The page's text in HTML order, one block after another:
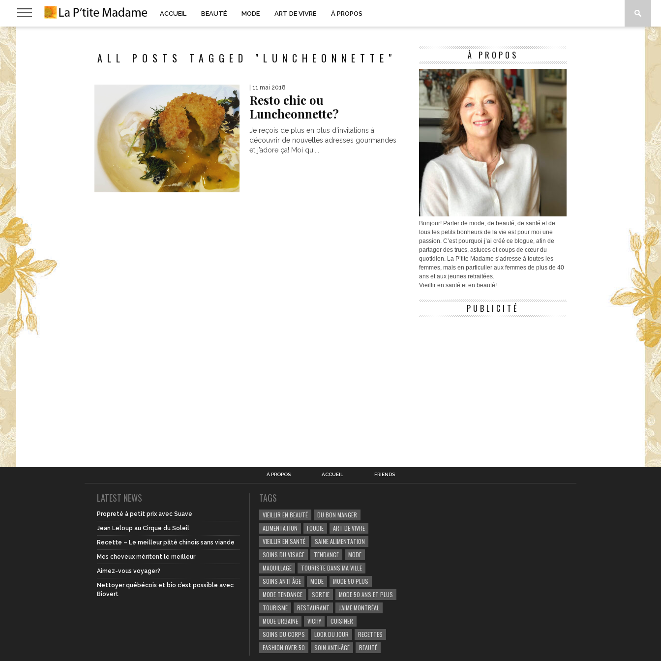
ACCUEIL BEAUTÉ MODE ART DE VIVRE À PROPOS
ALL POSTS TAGGED "LUNCHEONNETTE"
| 11 mai 2018
Resto chic ou
Luncheonnette?
Je reçois de plus en plus d’invitations à
découvrir de nouvelles adresses gourmandes
et j’adore ça! Moi qui...
À PROPOS
Bonjour! Parler de mode, de beauté, de santé et de
tous les petits bonheurs de la vie est pour moi une
passion. C’est pourquoi j’ai créé ce blogue, afin de
partager des trucs, astuces et coups de cœur du
quotidien. La P’tite Madame s’adresse à toutes les
femmes, mais en particulier aux femmes de plus de 40
ans et aux jeunes retraitées.
Vieillir en santé et en beauté!
PUBLICITÉ
À PROPOS ACCUEIL FRIENDS
LATEST NEWS
Propreté à petit prix avec Suave
Jean Leloup au Cirque du Soleil
Recette – Le meilleur pâté chinois sans viande
Mes cheveux méritent le meilleur
Aimez-vous voyager?
Nettoyer québécois et bio c’est possible avec
Biovert
TAGS
VIEILLIR EN BEAUTÉ
DU BON MANGER
ALIMENTATION
FOODIE
ART DE VIVRE
VIEILLIR EN SANTÉ
SAINE ALIMENTATION
SOINS DU VISAGE
TENDANCE
MODE
MAQUILLAGE
TOURISTE DANS MA VILLE
SOINS ANTI ÂGE
MODE
MODE 50 PLUS
MODE TENDANCE
SORTIE
MODE 50 ANS ET PLUS
TOURISME
RESTAURANT
J'AIME MONTRÉAL
MODE URBAINE
VICHY
CUISINER
SOINS DU CORPS
LOOK DU JOUR
RECETTES
FASHION OVER 50
SOIN ANTI-ÂGE BEAUTÉ